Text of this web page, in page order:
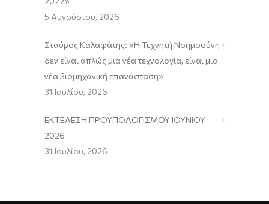
5 Αυγούστου, 2026
Σταύρος Καλαφάτης: «Η Τεχνητή Νοημοσύνη
δεν είναι απλώς μια νέα τεχνολογία, είναι μια
νέα βιομηχανική επανάσταση»
31 Ιουλίου, 2026
ΕΚΤΕΛΕΣΗ ΠΡΟΥΠΟΛΟΓΙΣΜΟΥ ΙΟΥΝΙΟΥ
2026
31 Ιουλίου, 2026